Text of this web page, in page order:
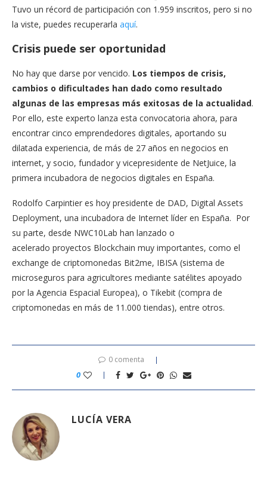
Tuvo un récord de participación con 1.959 inscritos, pero si no
la viste, puedes recuperarla aquí.
Crisis puede ser oportunidad
No hay que darse por vencido. Los tiempos de crisis,
cambios o dificultades han dado como resultado
algunas de las empresas más exitosas de la actualidad.
Por ello, este experto lanza esta convocatoria ahora, para
encontrar cinco emprendedores digitales, aportando su
dilatada experiencia, de más de 27 años en negocios en
internet, y socio, fundador y vicepresidente de NetJuice, la
primera incubadora de negocios digitales en España.
Rodolfo Carpintier es hoy presidente de DAD, Digital Assets
Deployment, una incubadora de Internet líder en España. Por
su parte, desde NWC10Lab han lanzado o
acelerado proyectos Blockchain muy importantes, como el
exchange de criptomonedas Bit2me, IBISA (sistema de
microseguros para agricultores mediante satélites apoyado
por la Agencia Espacial Europea), o Tikebit (compra de
criptomonedas en más de 11.000 tiendas), entre otros.
0 comenta
0
LUCÍA VERA